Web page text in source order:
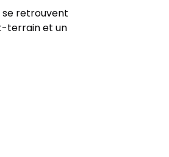
se retrouvent
terrain et un